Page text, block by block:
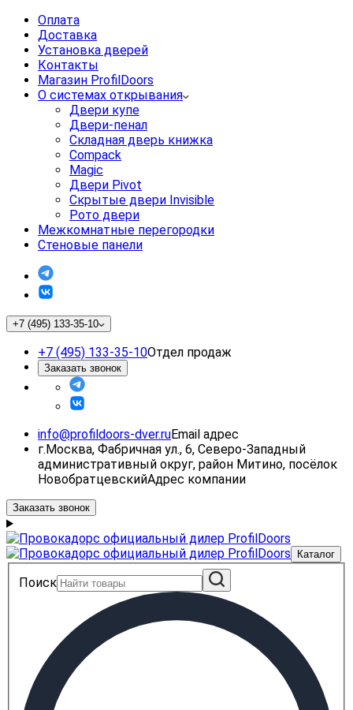
Оплата
Доставка
Установка дверей
Контакты
Магазин ProfilDoors
О системах открывания
Двери купе
Двери-пенал
Складная дверь книжка
Compack
Magic
Двери Pivot
Скрытые двери Invisible
Рото двери
Межкомнатные перегородки
Стеновые панели
+7 (495) 133-35-10
+7 (495) 133-35-10Отдел продаж
Заказать звонок
info@profildoors-dver.ruEmail адрес
г.Москва, Фабричная ул., 6, Северо-Западный
административный округ, район Митино, посёлок
НовобратцевскийАдрес компании
Заказать звонок
Каталог
Поиск